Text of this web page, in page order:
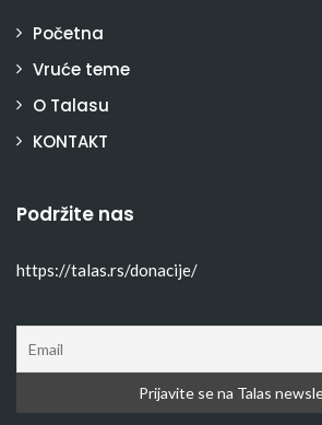
Početna
Vruće teme
O Talasu
KONTAKT
Podržite nas
https://talas.rs/donacije/